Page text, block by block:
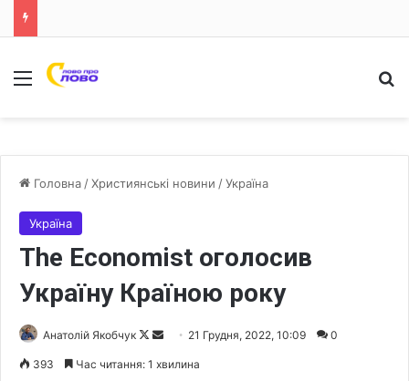
Меню
Головна /Християнські новини /Україна
Україна
The Economist оголосив
Україну Країною року
Анатолій Якобчук
F
21 Грудня, 2022, 10:09 0
393 Час читання: 1 хвилина